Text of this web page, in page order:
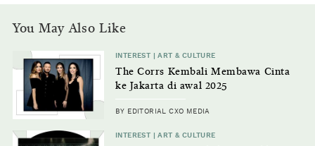
You May Also Like
INTEREST | ART & CULTURE
The Corrs Kembali Membawa Cinta
ke Jakarta di awal 2025
BY EDITORIAL CXO MEDIA
INTEREST | ART & CULTURE